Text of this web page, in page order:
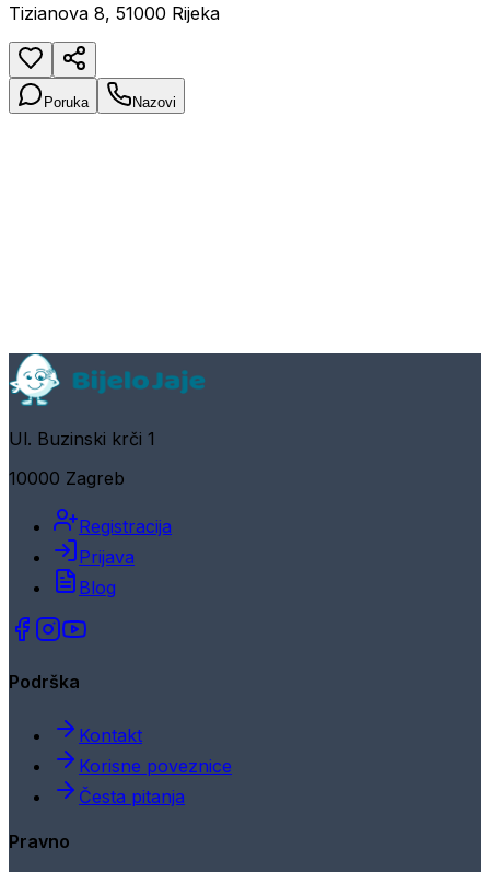
Tizianova 8, 51000 Rijeka
Poruka Nazovi
Ul. Buzinski krči 1
10000 Zagreb
Registracija
Prijava
Blog
Podrška
Kontakt
Korisne poveznice
Česta pitanja
Pravno